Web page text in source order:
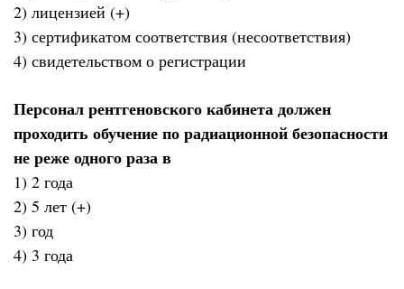
2) лицензией (+)
3) сертификатом соответствия (несоответствия)
4) свидетельством о регистрации
Персонал рентгеновского кабинета должен
проходить обучение по радиационной безопасности
не реже одного раза в
1) 2 года
2) 5 лет (+)
3) год
4) 3 года